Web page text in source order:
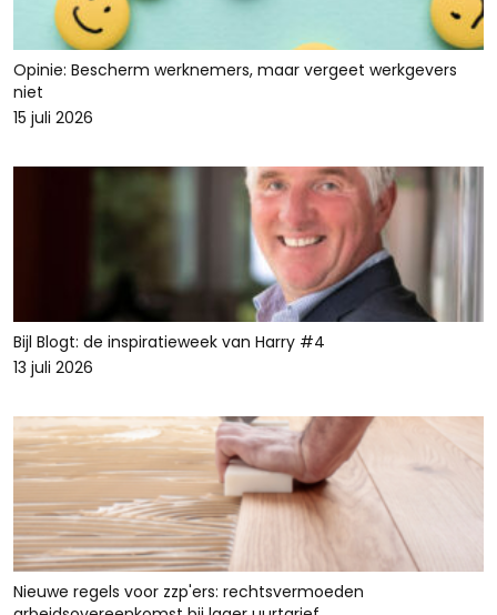
Opinie: Bescherm werknemers, maar vergeet werkgevers
niet
15 juli 2026
Bijl Blogt: de inspiratieweek van Harry #4
13 juli 2026
Nieuwe regels voor zzp'ers: rechtsvermoeden